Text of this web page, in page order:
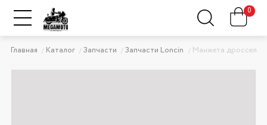
0
Главная Каталог Запчасти Запчасти Loncin Манжета дросселя